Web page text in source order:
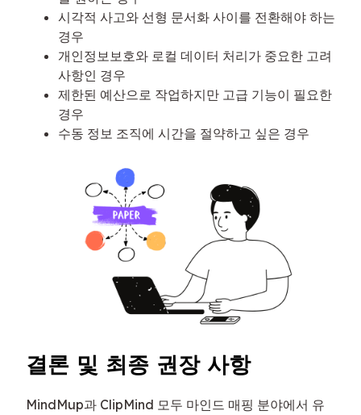
시각적 사고와 선형 문서화 사이를 전환해야 하는
경우
개인정보보호와 로컬 데이터 처리가 중요한 고려
사항인 경우
제한된 예산으로 작업하지만 고급 기능이 필요한
경우
수동 정보 조직에 시간을 절약하고 싶은 경우
결론 및 최종 권장 사항
MindMup과 ClipMind 모두 마인드 매핑 분야에서 유